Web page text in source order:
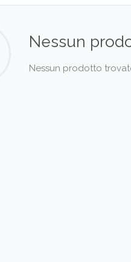
Nessun
Nessun prodotto